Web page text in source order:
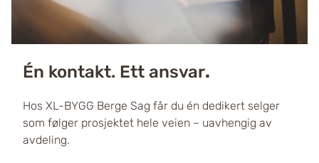
Én kontakt. Ett ansvar.
Hos XL-BYGG Berge Sag får du én dedikert selger
som følger prosjektet hele veien – uavhengig av
avdeling.